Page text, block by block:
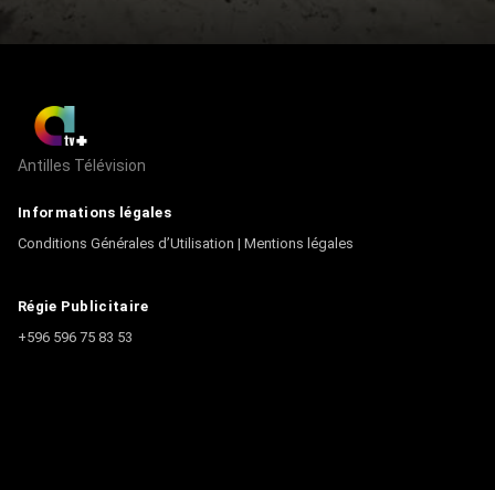
Antilles Télévision
Informations légales
Conditions Générales d’Utilisation | Mentions légales
Régie Publicitaire
+596 596 75 83 53